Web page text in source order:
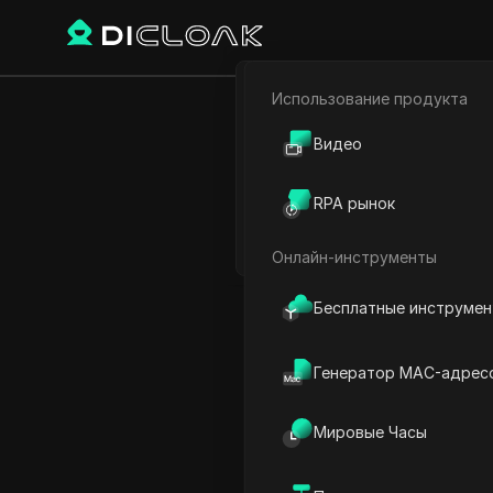
Электронная коммерция
Использование продукта
Видео
RPA рынок
Онлайн-инструменты
Бесплатные
Генератор MAC-
Мировые Часы
Главная
Время